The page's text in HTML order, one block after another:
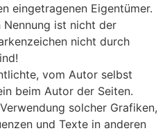
eingetragenen Eigentümer.
ist nicht der
nicht durch
vom Autor selbst
beim Autor der Seiten.
solcher Grafiken,
und Texte in anderen